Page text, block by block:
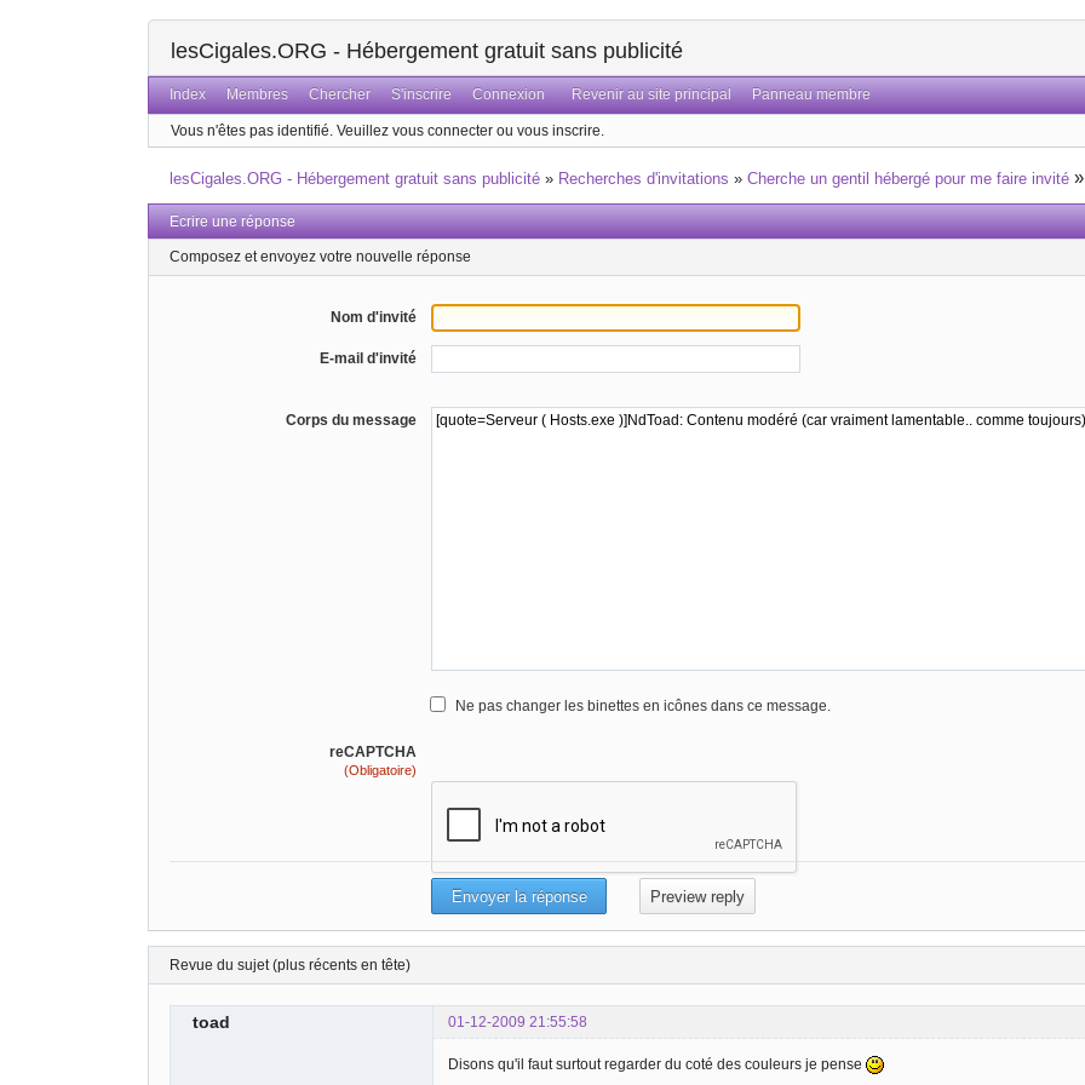
lesCigales.ORG - Hébergement gratuit sans publicité
Index Membres Chercher S'inscrire Connexion Revenir au site principal Panneau membre
Vous n'êtes pas identifié. Veuillez vous connecter ou vous inscrire.
lesCigales.ORG - Hébergement gratuit sans publicité » Recherches d'invitations »Cherche un gentil hébergé pour me faire invité
Ecrire une réponse
Composez et envoyez votre nouvelle réponse
Nom d'invité
E-mail d'invité
Corps du message
Ne pas changer les binettes en icônes dans ce message.
reCAPTCHA
(Obligatoire)
Revue du sujet (plus récents en tête)
toad 01-12-2009 21:55:58
Disons qu'il faut surtout regarder du coté des couleurs je pense